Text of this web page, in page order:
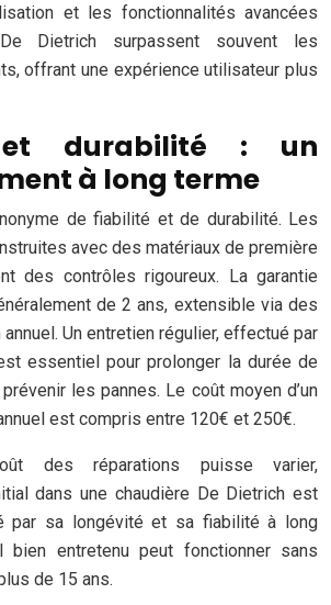
et les fonctionnalités avancées
Dietrich surpassent souvent les
offrant une expérience utilisateur plus
et durabilité : un
à long terme
de fiabilité et de durabilité. Les
avec des matériaux de première
des contrôles rigoureux. La garantie
de 2 ans, extensible via des
Un entretien régulier, effectué par
essentiel pour prolonger la durée de
les pannes. Le coût moyen d’un
est compris entre 120€ et 250€.
des réparations puisse varier,
dans une chaudière De Dietrich est
par sa longévité et sa fiabilité à long
bien entretenu peut fonctionner sans
de 15 ans.